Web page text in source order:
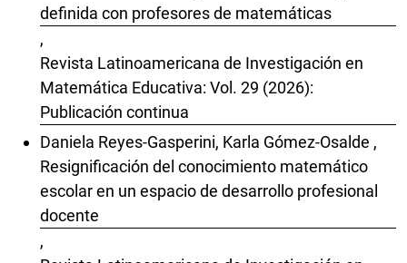
definida con profesores de matemáticas
,
Revista Latinoamericana de Investigación en
Matemática Educativa: Vol. 29 (2026):
Publicación continua
Daniela Reyes-Gasperini, Karla Gómez-Osalde ,
Resignificación del conocimiento matemático
escolar en un espacio de desarrollo profesional
docente
,